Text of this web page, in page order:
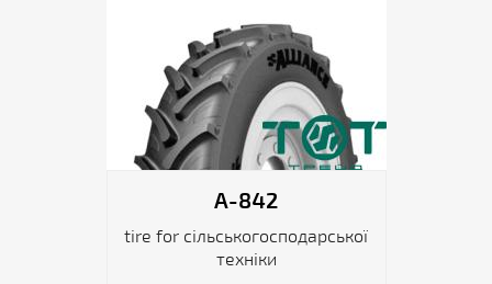
A-842
tire for сільськогосподарської
техніки